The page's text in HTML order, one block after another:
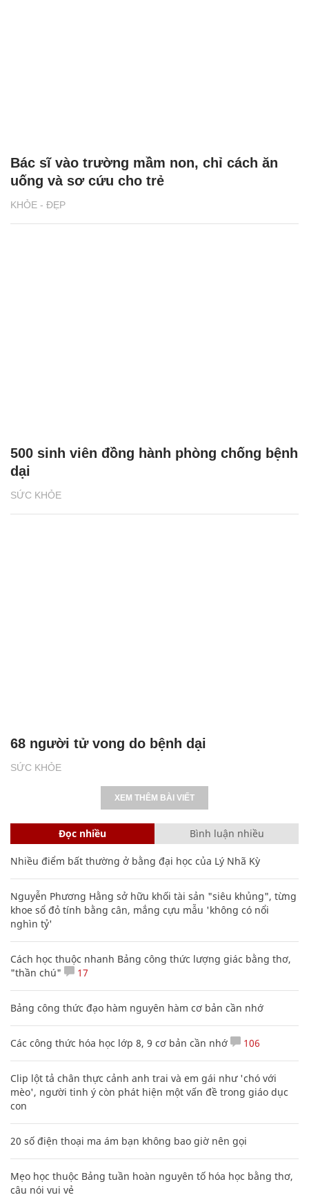
KHỎE - ĐẸP
Bác sĩ vào trường mầm non, chỉ cách ăn
uống và sơ cứu cho trẻ
SỨC KHỎE
500 sinh viên đồng hành phòng chống bệnh
dại
SỨC KHỎE
68 người tử vong do bệnh dại
XEM THÊM BÀI VIẾT
Đọc nhiều Bình luận nhiều
Nhiều điểm bất thường ở bằng đại học của Lý Nhã Kỳ
Nguyễn Phương Hằng sở hữu khối tài sản "siêu khủng", từng
khoe sổ đỏ tính bằng cân, mắng cựu mẫu 'không có nổi
nghìn tỷ'
Cách học thuộc nhanh Bảng công thức lượng giác bằng thơ,
"thần chú"
17
Bảng công thức đạo hàm nguyên hàm cơ bản cần nhớ
Các công thức hóa học lớp 8, 9 cơ bản cần nhớ 106
Clip lột tả chân thực cảnh anh trai và em gái như 'chó với
mèo', người tinh ý còn phát hiện một vấn đề trong giáo dục
con
20 số điện thoại ma ám bạn không bao giờ nên gọi
Mẹo học thuộc Bảng tuần hoàn nguyên tố hóa học bằng thơ,
câu nói vui vẻ